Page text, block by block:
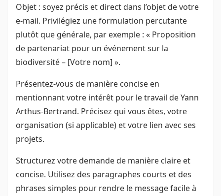
Objet : soyez précis et direct dans l’objet de votre
e-mail. Privilégiez une formulation percutante
plutôt que générale, par exemple : « Proposition
de partenariat pour un événement sur la
biodiversité – [Votre nom] ».
Présentez-vous de manière concise en
mentionnant votre intérêt pour le travail de Yann
Arthus-Bertrand. Précisez qui vous êtes, votre
organisation (si applicable) et votre lien avec ses
projets.
Structurez votre demande de manière claire et
concise. Utilisez des paragraphes courts et des
phrases simples pour rendre le message facile à